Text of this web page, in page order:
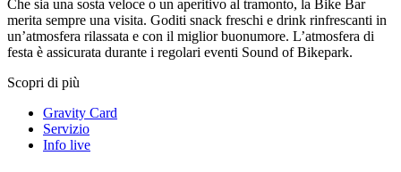
Che sia una sosta veloce o un aperitivo al tramonto, la Bike Bar
merita sempre una visita. Goditi snack freschi e drink rinfrescanti in
un’atmosfera rilassata e con il miglior buonumore. L’atmosfera di
festa è assicurata durante i regolari eventi Sound of Bikepark.
Scopri di più
Gravity Card
Servizio
Info live